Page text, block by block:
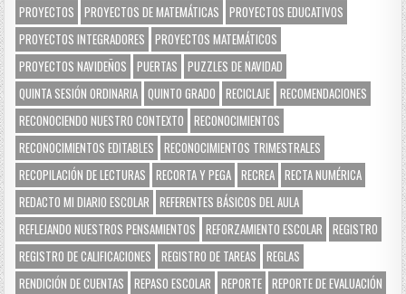
PROYECTOS
PROYECTOS DE MATEMÁTICAS
PROYECTOS EDUCATIVOS
PROYECTOS INTEGRADORES
PROYECTOS MATEMÁTICOS
PROYECTOS NAVIDEÑOS
PUERTAS
PUZZLES DE NAVIDAD
QUINTA SESIÓN ORDINARIA QUINTO GRADO RECICLAJE RECOMENDACIONES
RECONOCIENDO NUESTRO CONTEXTO
RECONOCIMIENTOS
RECONOCIMIENTOS EDITABLES
RECONOCIMIENTOS TRIMESTRALES
RECOPILACIÓN DE LECTURAS
RECORTA Y PEGA RECREA RECTA NUMÉRICA
REDACTO MI DIARIO ESCOLAR
REFERENTES BÁSICOS DEL AULA
REFLEJANDO NUESTROS PENSAMIENTOS
REFORZAMIENTO ESCOLAR
REGISTRO
REGISTRO DE CALIFICACIONES
REGISTRO DE TAREAS
REGLAS
RENDICIÓN DE CUENTAS
REPASO ESCOLAR REPORTE REPORTE DE EVALUACIÓN